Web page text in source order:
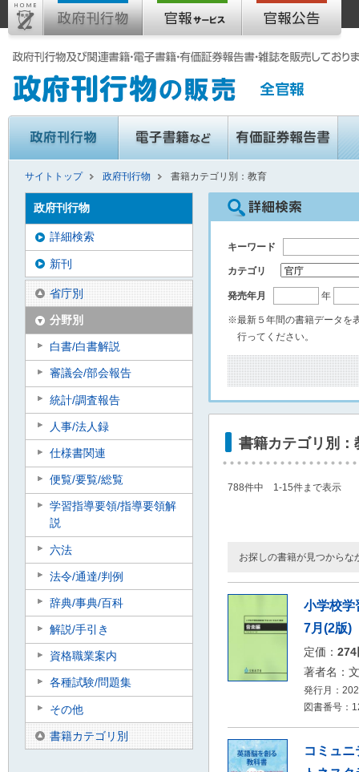
サイトトップ 政府刊行物 書籍カテゴリ別：教育
キーワード
カテゴリ
発売年月 年
※最新５年間の書籍データを
行ってください。
書籍カテゴリ別：
788件中 1-15件まで表示
お探しの書籍が見つから
小学校学
7月(2版)
定価： 274
著者名：
発行月：
図書番号：
コミュ
政府刊行物
詳細検索
新刊
省庁別
分野別
白書/白書解説
審議会/部会報告
統計/調査報告
人事/法人録
仕様書関連
便覧/要覧/総覧
学習指導要領/指導要領解
説
六法
法令/通達/判例
辞典/事典/百科
解説/手引き
資格職業案内
各種試験/問題集
その他
書籍カテゴリ別